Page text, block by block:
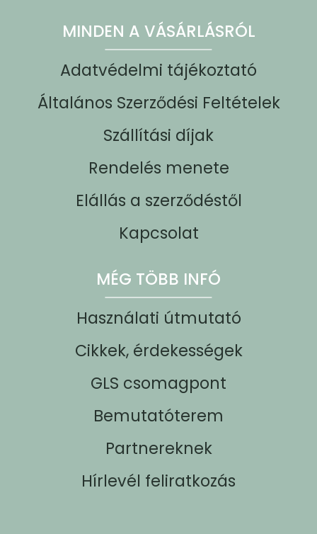
MINDEN A VÁSÁRLÁSRÓL
Adatvédelmi tájékoztató
Általános Szerződési Feltételek
Szállítási díjak
Rendelés menete
Elállás a szerződéstől
Kapcsolat
MÉG TÖBB INFÓ
Használati útmutató
Cikkek, érdekességek
GLS csomagpont
Bemutatóterem
Partnereknek
Hírlevél feliratkozás